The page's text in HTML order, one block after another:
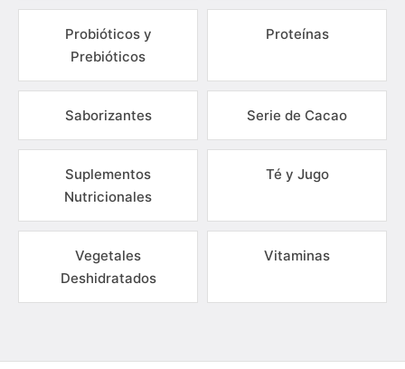
Probióticos y
Prebióticos
Proteínas
Saborizantes Serie de Cacao
Suplementos
Nutricionales
Té y Jugo
Vegetales
Deshidratados
Vitaminas